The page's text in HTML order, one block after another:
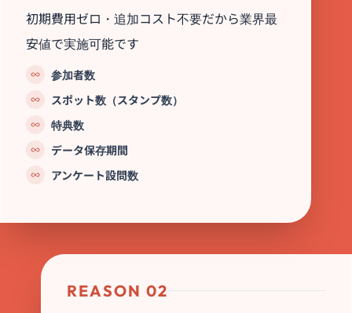
初期費用ゼロ・追加コスト不要だから業界最
安値で実施可能です
参加者数
スポット数（スタンプ数）
特典数
データ保存期間
アンケート設問数
REASON 02